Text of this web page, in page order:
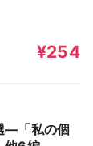
¥254
―「私の個